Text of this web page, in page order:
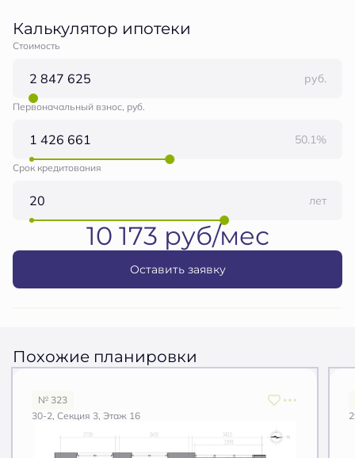
Калькулятор ипотеки
Стоимость
руб.
Первоначальный взнос, руб.
50.1%
Срок кредитования
лет
10 173 руб/мес
Оставить заявку
Похожие планировки
№ 323
30-2, Секция 3, Этаж 16